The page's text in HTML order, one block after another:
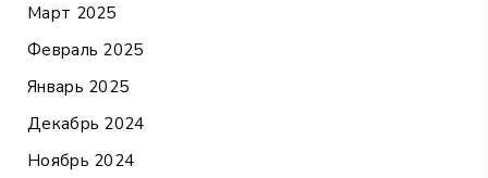
Март 2025
Февраль 2025
Январь 2025
Декабрь 2024
Ноябрь 2024